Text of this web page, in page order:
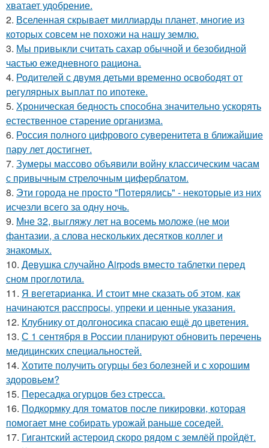
хватает удобрение.
2. Вселенная скрывает миллиарды планет, многие из
которых совсем не похожи на нашу землю.
3. Мы привыкли считать сахар обычной и безобидной
частью ежедневного рациона.
4. Родителей с двумя детьми временно освободят от
регулярных выплат по ипотеке.
5. Хроническая бедность способна значительно ускорять
естественное старение организма.
6. Россия полного цифрового суверенитета в ближайшие
пару лет достигнет.
7. Зумеры массово объявили войну классическим часам
с привычным стрелочным циферблатом.
8. Эти города не просто "Потерялись" - некоторые из них
исчезли всего за одну ночь.
9. Мне 32, выгляжу лет на восемь моложе (не мои
фантазии, а слова нескольких десятков коллег и
знакомых.
10. Девушка случайно Airpods вместо таблетки перед
сном проглотила.
11. Я вегетарианка. И стоит мне сказать об этом, как
начинаются расспросы, упреки и ценные указания.
12. Клубнику от долгоносика спасаю ещё до цветения.
13. С 1 сентября в России планируют обновить перечень
медицинских специальностей.
14. Хотите получить огурцы без болезней и с хорошим
здоровьем?
15. Пересадка огурцов без стресса.
16. Подкормку для томатов после пикировки, которая
помогает мне собирать урожай раньше соседей.
17. Гигантский астероид скоро рядом с землёй пройдёт.